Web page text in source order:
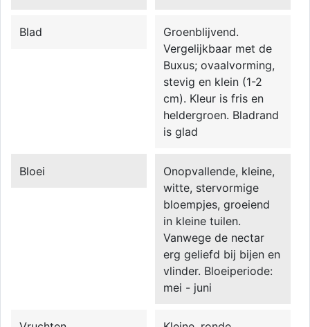
Blad
Groenblijvend.
Vergelijkbaar met de
Buxus; ovaalvorming,
stevig en klein (1-2
cm). Kleur is fris en
heldergroen. Bladrand
is glad
Bloei
Onopvallende, kleine,
witte, stervormige
bloempjes, groeiend
in kleine tuilen.
Vanwege de nectar
erg geliefd bij bijen en
vlinder. Bloeiperiode:
mei - juni